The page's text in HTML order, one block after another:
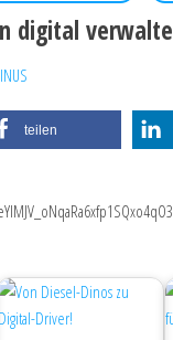
digital
teilen